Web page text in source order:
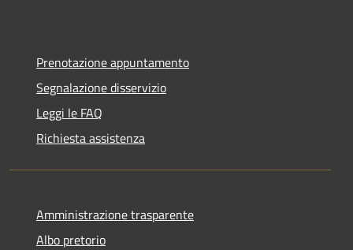
Prenotazione appuntamento
Segnalazione disservizio
Leggi le FAQ
Richiesta assistenza
Amministrazione trasparente
Albo pretorio